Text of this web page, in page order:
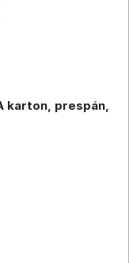
karton, prespán,